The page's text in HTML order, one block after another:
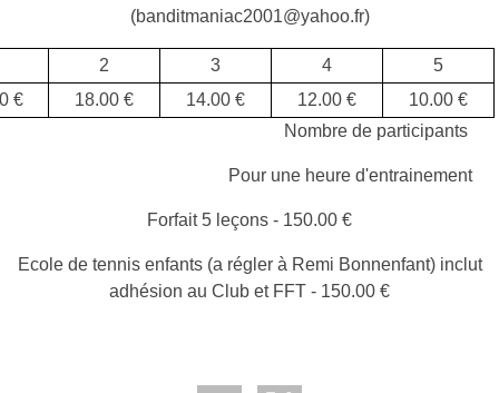
(banditmaniac2001@yahoo.fr)
2 3 4
5
€
18.00 € 14.00 € 12.00 €
10.00 €
Nombre de participants
Pour une heure d'entrainement
Forfait 5 leçons - 150.00 €
Ecole de tennis enfants (a régler à Remi Bonnenfant) inclut
adhésion au Club et FFT - 150.00 €